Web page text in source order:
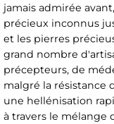
jamais admirée
précieux inconnus
et les pierres
grand nombre
précepteurs, de
malgré la résistance
une hellénisation
à travers le mélange